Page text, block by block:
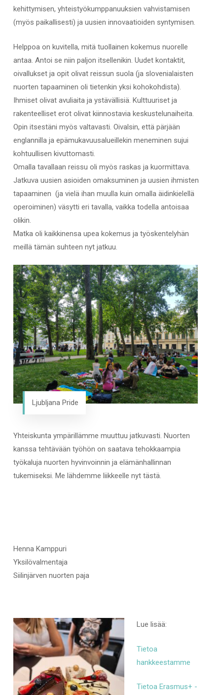
kehittymisen, yhteistyökumppanuuksien vahvistamisen
(myös paikallisesti) ja uusien innovaatioiden syntymisen.
Helppoa on kuvitella, mitä tuollainen kokemus nuorelle
antaa. Antoi se niin paljon itsellenikin. Uudet kontaktit,
oivallukset ja opit olivat reissun suola (ja slovenialaisten
nuorten tapaaminen oli tietenkin yksi kohokohdista).
Ihmiset olivat avuliaita ja ystävällisiä. Kulttuuriset ja
rakenteelliset erot olivat kiinnostavia keskustelunaiheita.
Opin itsestäni myös valtavasti. Oivalsin, että pärjään
englannilla ja epämukavuusalueillekin meneminen sujui
kohtuullisen kivuttomasti.
Omalla tavallaan reissu oli myös raskas ja kuormittava.
Jatkuva uusien asioiden omaksuminen ja uusien ihmisten
tapaaminen (ja vielä ihan muulla kuin omalla äidinkielellä
operoiminen) väsytti eri tavalla, vaikka todella antoisaa
olikin.
Matka oli kaikkinensa upea kokemus ja työskentelyhän
meillä tämän suhteen nyt jatkuu.
Ljubljana Pride
Yhteiskunta ympärillämme muuttuu jatkuvasti. Nuorten
kanssa tehtävään työhön on saatava tehokkaampia
työkaluja nuorten hyvinvoinnin ja elämänhallinnan
tukemiseksi. Me lähdemme liikkeelle nyt tästä.
Henna Kamppuri
Yksilövalmentaja
Siilinjärven nuorten paja
Lue lisää:
Tietoa
hankkeestamme
Tietoa Erasmus+ -